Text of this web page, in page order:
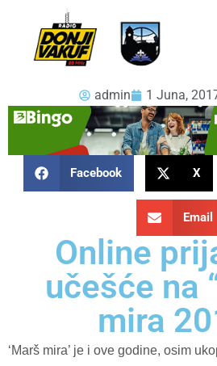
admin 1 Juna,
Facebook X
Email
Online
učešće na
mira
‘Marš mira’ je i ove godine, osim